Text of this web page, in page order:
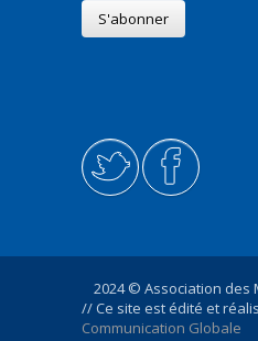
2024 © Association des
// Ce site est édité et
Communication Globale